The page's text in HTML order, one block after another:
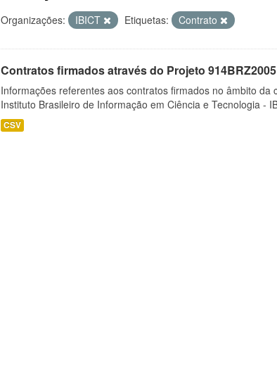
Organizações: IBICT Etiquetas: Contrato
Contratos firmados através do Projeto
Informações referentes aos contratos firmados no âmbito da
Instituto Brasileiro de Informação em Ciência e Tecnologia -
CSV